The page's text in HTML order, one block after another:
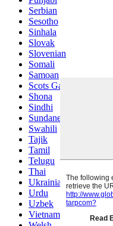
Serbian
Sesotho
Sinhala
Slovak
Slovenian
Somali
Samoan
Scots Gaelic
Shona
Sindhi
Sundanese
Swahili
Tajik
Tamil
Telugu
Thai
Ukrainian
Urdu
Uzbek
Vietnamese